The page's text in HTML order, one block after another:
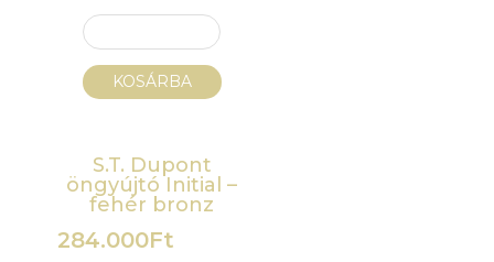
KOSÁRBA
S.T. Dupont
öngyújtó Initial –
fehér bronz
284.000Ft